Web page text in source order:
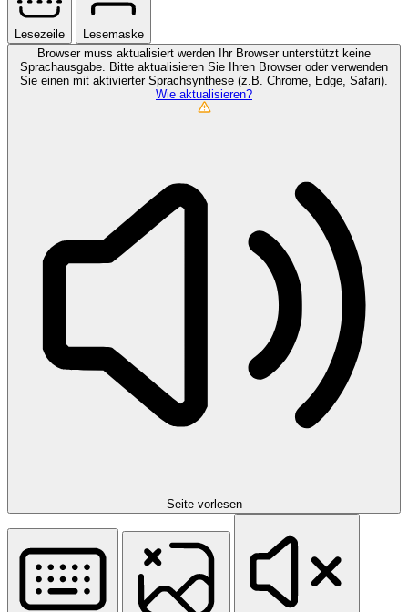
Lesezeile
Lesemaske
Browser muss aktualisiert werden
Ihr Browser unterstützt keine
Sprachausgabe. Bitte aktualisieren Sie Ihren Browser oder verwenden
Sie einen mit aktivierter Sprachsynthese (z.B. Chrome, Edge, Safari).
Wie aktualisieren?
Seite vorlesen